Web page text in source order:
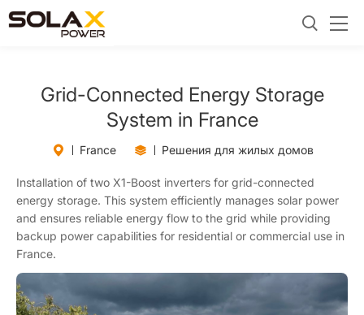
Grid-Connected Energy Storage
System in France
France Решения для жилых домов
Installation of two X1-Boost inverters for grid-connected
energy storage. This system efficiently manages solar power
and ensures reliable energy flow to the grid while providing
backup power capabilities for residential or commercial use in
France.